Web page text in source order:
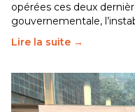
opérées ces deux
gouvernementale,
Lire la suite →